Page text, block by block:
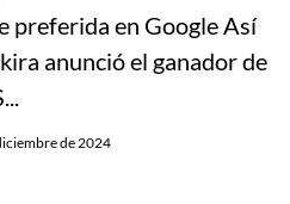
preferida en Google Así
anunció el ganador de
de 2024